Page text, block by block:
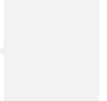
nad dziećmi.